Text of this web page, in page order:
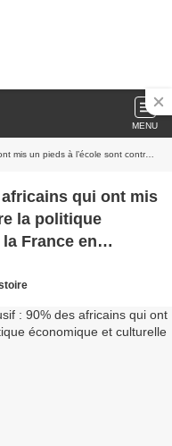
MENU
la politique économique et culturelle de la France en Afrique.
qui ont mis
la politique
France en